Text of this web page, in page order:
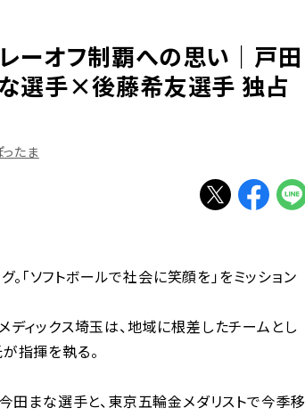
レーオフ制覇への思い｜戸田
選手×後藤希友選手 独占
たま
「ソフトボールで社会に笑顔を」をミッション
ィックス埼玉は、地域に根差したチームとし
指揮を執る。
田まな選手と、東京五輪金メダリストで今季移